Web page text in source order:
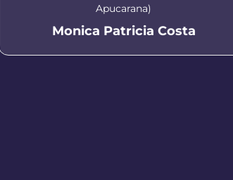
Apucarana)
Monica Patricia Costa